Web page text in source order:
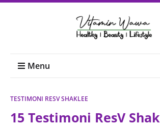
Menu
TESTIMONI RESV SHAKLEE
15 Testimoni ResV